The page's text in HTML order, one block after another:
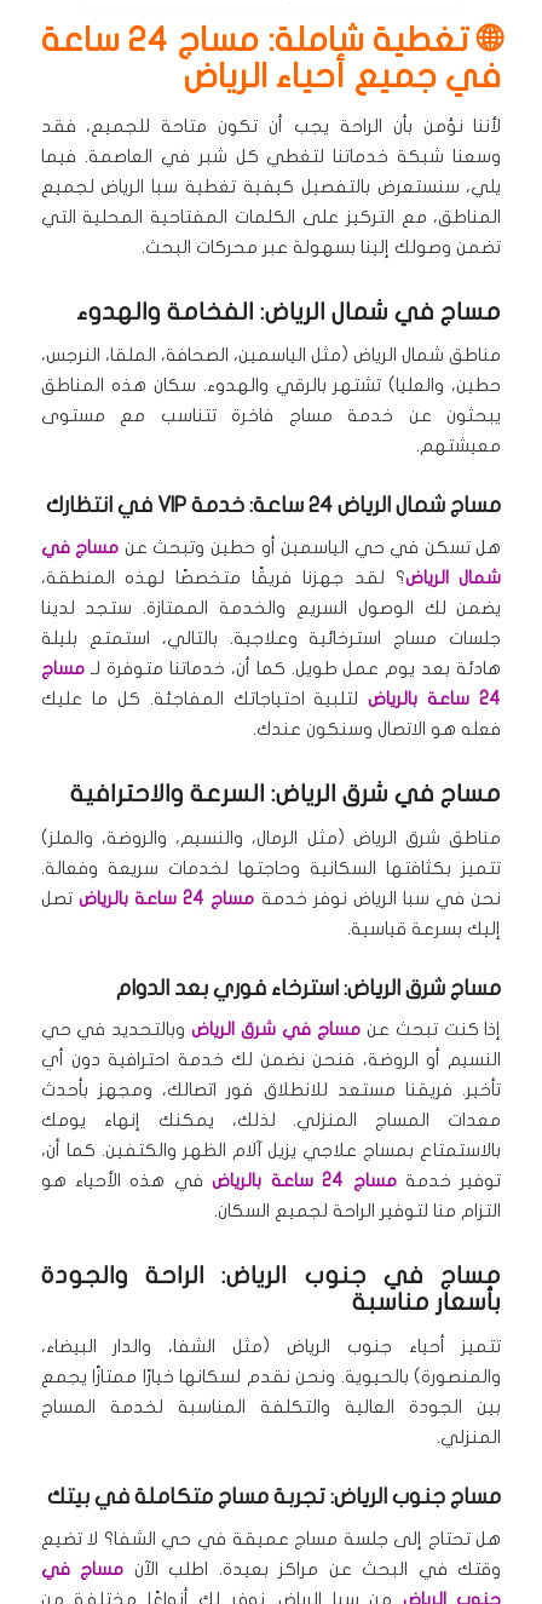
🌐 تغطية شاملة: مساج 24 ساعة
في جميع أحياء الرياض
لأننا نؤمن بأن الراحة يجب أن تكون متاحة للجميع، فقد
وسعنا شبكة خدماتنا لتغطي كل شبر في العاصمة. فيما
يلي، سنستعرض بالتفصيل كيفية تغطية سبا الرياض لجميع
المناطق، مع التركيز على الكلمات المفتاحية المحلية التي
تضمن وصولك إلينا بسهولة عبر محركات البحث.
مساج في شمال الرياض: الفخامة والهدوء
مناطق شمال الرياض (مثل الياسمين، الصحافة، الملقا، النرجس،
حطين، والعليا) تشتهر بالرقي والهدوء. سكان هذه المناطق
يبحثون عن خدمة مساج فاخرة تتناسب مع مستوى
معيشتهم.
مساج شمال الرياض 24 ساعة: خدمة VIP في انتظارك
هل تسكن في حي الياسمين أو حطين وتبحث عن مساج في
شمال الرياض؟ لقد جهزنا فريقًا متخصصًا لهذه المنطقة،
يضمن لك الوصول السريع والخدمة الممتازة. ستجد لدينا
جلسات مساج استرخائية وعلاجية. بالتالي، استمتع بليلة
هادئة بعد يوم عمل طويل. كما أن، خدماتنا متوفرة لـمساج
24 ساعة بالرياض
لتلبية احتياجاتك المفاجئة. كل ما عليك
فعله هو الاتصال وسنكون عندك.
مساج في شرق الرياض: السرعة والاحترافية
مناطق شرق الرياض (مثل الرمال، والنسيم، والروضة، والملز)
تتميز بكثافتها السكانية وحاجتها لخدمات سريعة وفعالة.
نحن في سبا الرياض نوفر خدمة مساج 24 ساعة بالرياض
تصل
إليك بسرعة قياسية.
مساج شرق الرياض: استرخاء فوري بعد الدوام
إذا كنت تبحث عنمساج في شرق الرياضوبالتحديد في حي
النسيم أو الروضة، فنحن نضمن لك خدمة احترافية دون أي
تأخير.فريقنا مستعد للانطلاق فور اتصالك، ومجهز بأحدث
معدات المساج المنزلي.لذلك، يمكنك إنهاء يومك
بالاستمتاع بمساج علاجي يزيل آلام الظهر والكتفين. كما أن،
توفير خدمةمساج 24 ساعة بالرياض
في هذه الأحياء هو
التزام منا لتوفير الراحة لجميع السكان.
مساج في جنوب الرياض: الراحة والجودة
بأسعار مناسبة
تتميز أحياء جنوب الرياض (مثل الشفا، والدار البيضاء،
والمنصورة) بالحيوية. ونحن نقدم لسكانها خيارًا ممتازًا يجمع
بين الجودة العالية والتكلفة المناسبة لخدمة المساج
المنزلي.
مساج جنوب الرياض: تجربة مساج متكاملة في بيتك
هل تحتاج إلى جلسة مساج عميقة في حي الشفا؟ لا تضيع
وقتك في البحث عن مراكز بعيدة. اطلب الآن مساج في
جنوب الرياض من سبا الرياض. نوفر لك أنواعًا مختلفة من